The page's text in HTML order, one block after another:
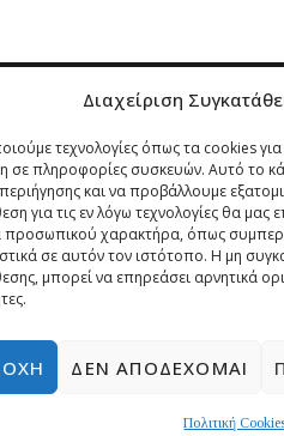
Διαχείριση
τεχνολογίες όπως τα cookies
πληροφορίες συσκευών. Αυτό το
και να προβάλλουμε
για τις εν λόγω τεχνολογίες θα μας
προσωπικού χαρακτήρα, όπως
σε αυτόν τον ιστότοπο. Η μη
μπορεί να επηρεάσει αρνητικά
ΔΕΝ ΑΠΟΔΈΧΟΜΑΙ
Πολιτική